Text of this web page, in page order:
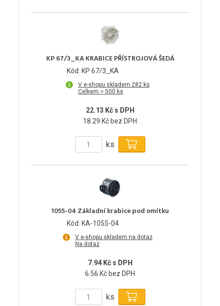
KP 67/3_KA KRABICE PŘÍSTROJOVÁ ŠEDÁ
Kód: KP 67/3_KA
V e-shopu skladem 282 ks
Celkem > 500 ks
22.13 Kč s DPH
18.29 Kč bez DPH
ks
1055-04 Základní krabice pod omítku
Kód: KA-1055-04
V e-shopu skladem na dotaz
Na dotaz
7.94 Kč s DPH
6.56 Kč bez DPH
ks